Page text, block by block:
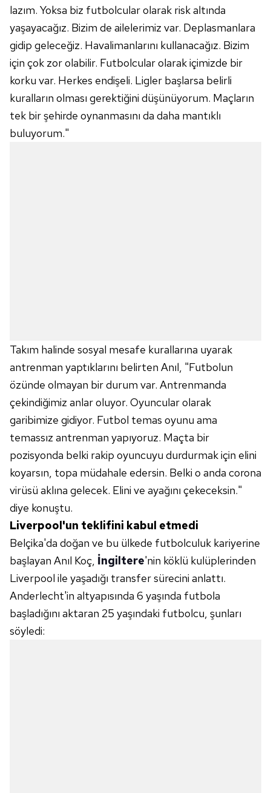
lazım. Yoksa biz futbolcular olarak risk altında
yaşayacağız. Bizim de ailelerimiz var. Deplasmanlara
gidip geleceğiz. Havalimanlarını kullanacağız. Bizim
için çok zor olabilir. Futbolcular olarak içimizde bir
korku var. Herkes endişeli. Ligler başlarsa belirli
kuralların olması gerektiğini düşünüyorum. Maçların
tek bir şehirde oynanmasını da daha mantıklı
buluyorum."
Takım halinde sosyal mesafe kurallarına uyarak
antrenman yaptıklarını belirten Anıl, "Futbolun
özünde olmayan bir durum var. Antrenmanda
çekindiğimiz anlar oluyor. Oyuncular olarak
garibimize gidiyor. Futbol temas oyunu ama
temassız antrenman yapıyoruz. Maçta bir
pozisyonda belki rakip oyuncuyu durdurmak için elini
koyarsın, topa müdahale edersin. Belki o anda corona
virüsü aklına gelecek. Elini ve ayağını çekeceksin."
diye konuştu.
Liverpool'un teklifini kabul etmedi
Belçika'da doğan ve bu ülkede futbolculuk kariyerine
başlayan Anıl Koç, İngiltere'nin köklü kulüplerinden
Liverpool ile yaşadığı transfer sürecini anlattı.
Anderlecht'in altyapısında 6 yaşında futbola
başladığını aktaran 25 yaşındaki futbolcu, şunları
söyledi: